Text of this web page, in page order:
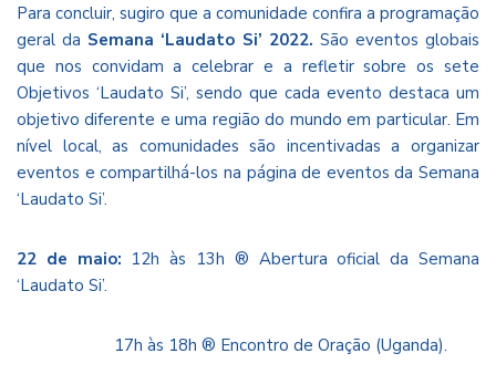
Para concluir, sugiro que a comunidade confira a programação
geral da Semana ‘Laudato Si’ 2022. São eventos globais
que nos convidam a celebrar e a refletir sobre os sete
Objetivos ‘Laudato Si’, sendo que cada evento destaca um
objetivo diferente e uma região do mundo em particular. Em
nível local, as comunidades são incentivadas a organizar
eventos e compartilhá-los na página de eventos da Semana
‘Laudato Si’.
22 de maio: 12h às 13h ® Abertura oficial da Semana
‘Laudato Si’.
17h às 18h ® Encontro de Oração (Uganda).